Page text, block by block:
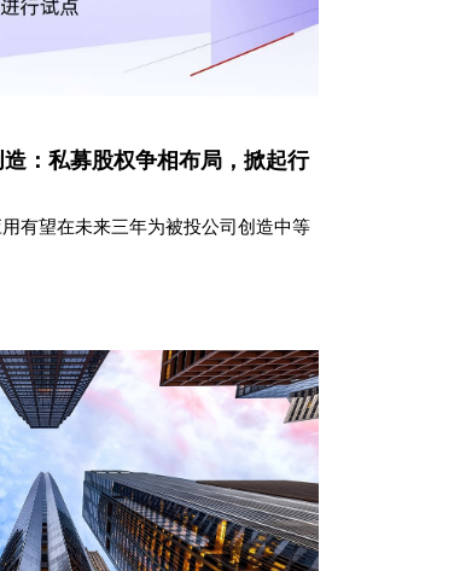
：私募股权争相布局，掀起行
有望在未来三年为被投公司创造中等